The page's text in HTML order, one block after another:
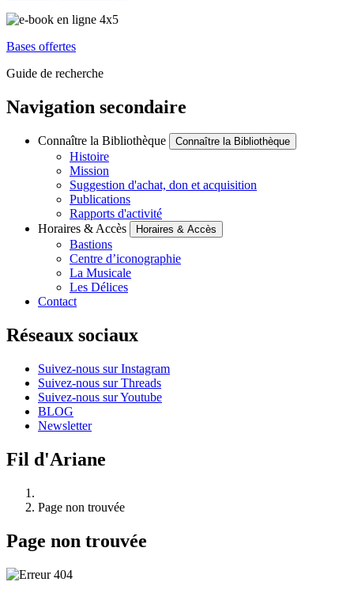
Bases offertes
Guide de recherche
Navigation secondaire
Connaître la Bibliothèque Connaître la Bibliothèque
Histoire
Mission
Suggestion d'achat, don et acquisition
Publications
Rapports d'activité
Horaires & Accès
Horaires & Accès
Bastions
Centre d’iconographie
La Musicale
Les Délices
Contact
Réseaux sociaux
Suivez-nous sur Instagram
Suivez-nous sur Threads
Suivez-nous sur Youtube
BLOG
Newsletter
Fil d'Ariane
Page non trouvée
Page non trouvée